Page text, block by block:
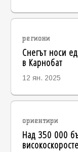
региони
Снегът носи
в Карнобат
12 ян. 2025
ориентири
Над 350 000